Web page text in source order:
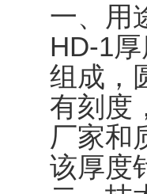
一、用
HD-1
组成，
有刻度
厂家和
该厚度